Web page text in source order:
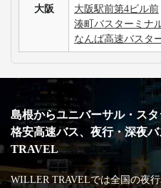
大阪
大阪駅前第4ビル前
湊町バスターミナ
なんば高速バスタ
島根からユニバーサル・ス
格安高速バス、夜行・深夜
TRAVEL
WILLER TRAVELでは全国の夜